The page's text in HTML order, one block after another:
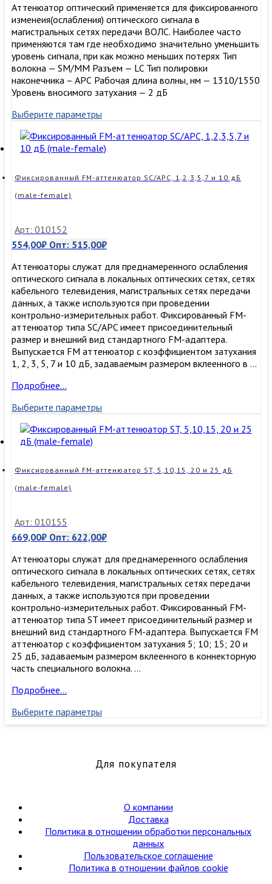
Аттенюатор оптический применяется для фиксированного
изменеия(ослабления) оптического сигнала в
магистральных сетях передачи ВОЛС. Наиболее часто
применяются там где необходимо значительно уменьшить
уровень сигнала, при как можно меньших потерях Тип
волокна — SM/MM Разъем — LC Тип полировки
наконечника – AРС Рабочая длина волны, нм — 1310/1550
Уровень вносимого затухания — 2 дБ
Выберите параметры
Фиксированный FM-аттенюатор SC/APC, 1,2,3,5,7 и 10 дБ
(male-female)
Арт: 010152
554,00₽ Опт: 515,00₽
Аттенюаторы служат для преднамеренного ослабления
оптического сигнала в локальных оптических сетях, сетях
кабельного телевидения, магистральных сетях передачи
данных, а также используются при проведении
контрольно-измерительных работ. Фиксированный FM-
аттенюатор типа SC/APC имеет присоединительный
размер и внешний вид стандартного FM-адаптера.
Выпускается FM аттенюатор с коэффициентом затухания
1, 2, 3, 5, 7 и 10 дБ, задаваемым размером вклеенного в …
Фиксированный
аттенюатор
SC/APC,
1,2,3,5,7
дБ
female)
Подробнее…
Выберите параметры
Фиксированный FM-аттенюатор ST, 5,10,15, 20 и 25 дБ
(male-female)
Арт: 010155
669,00₽ Опт: 622,00₽
Аттенюаторы служат для преднамеренного ослабления
оптического сигнала в локальных оптических сетях, сетях
кабельного телевидения, магистральных сетях передачи
данных, а также используются при проведении
контрольно-измерительных работ. Фиксированный FM-
аттенюатор типа ST имеет присоединительный размер и
внешний вид стандартного FM-адаптера. Выпускается FM
аттенюатор с коэффициентом затухания 5; 10; 15; 20 и
25 дБ, задаваемым размером вклеенного в коннекторную
часть специального волокна. …
Фиксированный
аттенюатор
ST,
female)
Подробнее…
Выберите параметры
Для покупателя
О компании
Доставка
Политика в отношении обработки персональных
данных
Пользовательское соглашение
Политика в отношении файлов cookie